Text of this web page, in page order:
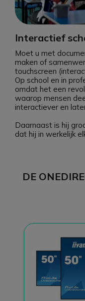
Interactief
Moet u met
maken of
touchscreen
Op school en in
omdat het een
waarop mensen
interactiever en
Daarnaast is hij
dat hij in werkelijk
DE